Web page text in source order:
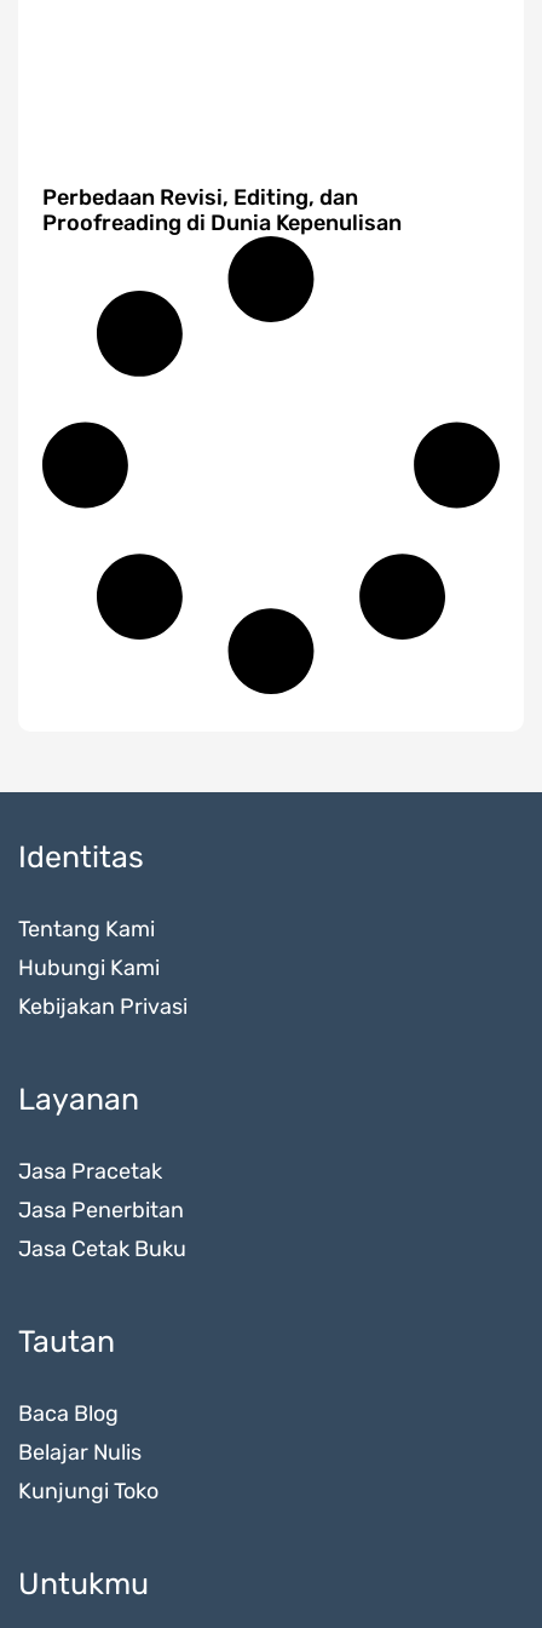
Perbedaan Revisi, Editing, dan
Proofreading di Dunia Kepenulisan
Identitas
Tentang Kami
Hubungi Kami
Kebijakan Privasi
Layanan
Jasa Pracetak
Jasa Penerbitan
Jasa Cetak Buku
Tautan
Baca Blog
Belajar Nulis
Kunjungi Toko
Untukmu